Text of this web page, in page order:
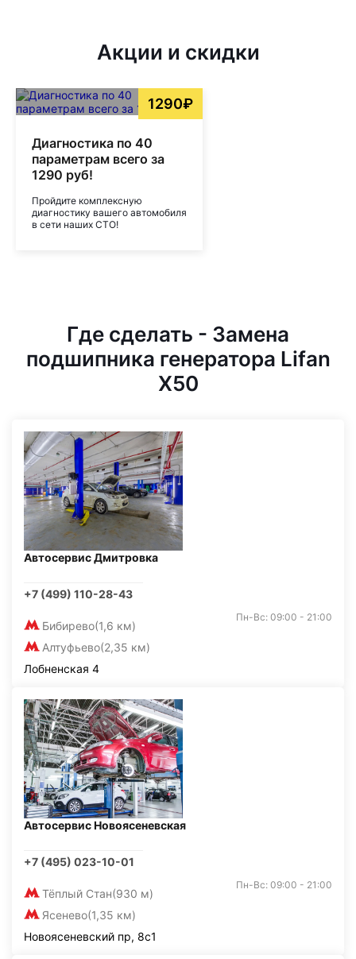
Акции и скидки
1290₽
Диагностика по 40
параметрам всего за
1290 руб!
Пройдите комплексную
диагностику вашего автомобиля
в сети наших СТО!
Где сделать - Замена
подшипника генератора Lifan
X50
Автосервис Дмитровка
+7 (499) 110-28-43
Бибирево(1,6 км)
Алтуфьево(2,35 км)
Пн-Вс: 09:00 - 21:00
Лобненская 4
Автосервис Новоясеневская
+7 (495) 023-10-01
Тёплый Стан(930 м)
Ясенево(1,35 км)
Пн-Вс: 09:00 - 21:00
Новоясеневский пр, 8с1